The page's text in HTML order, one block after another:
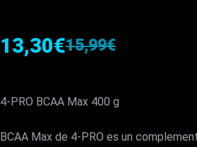
15,99€
precio
original
13,30€
precio
actual
4-PRO BCAA Max 400 g
BCAA Max de 4-PRO es un